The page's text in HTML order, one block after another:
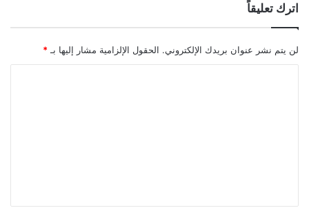
اترك تعليقاً
لن يتم نشر عنوان بريدك الإلكتروني. الحقول الإلزامية مشار إليها بـ *